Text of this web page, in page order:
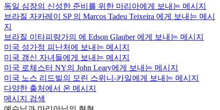
독일 심장의 신성한 준비를 위한 마리아에게 보내는 메시지
브라질 자카레이 SP 의 Marcos Tadeu Teixeira 에게 보내는 메시
지
브라질 이타피랑가의 에 Edson Glauber 에게 보내는 메시지
미국 성가정 피난처에 보내는 메시지
미국 갱신 자녀들에게 보내는 메시지
미국 로체스터 NY의 John Leary에게 보내는 메시지
미국 노스 리드빌의 모린 스위니-카일에게 보내는 메시지
다양한 출처에서 온 메시지
메시지 검색